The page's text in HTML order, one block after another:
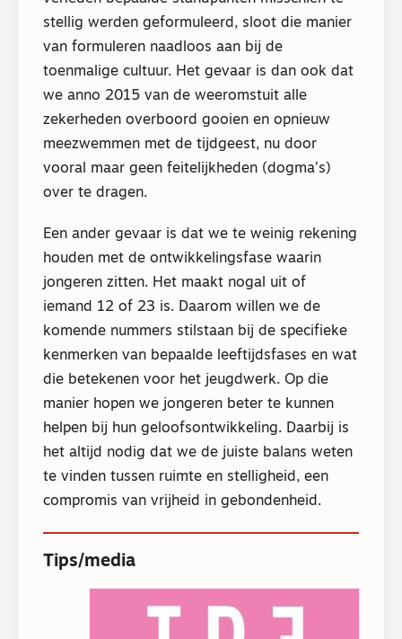
stellig werden geformuleerd, sloot die manier
van formuleren naadloos aan bij de
toenmalige cultuur. Het gevaar is dan ook dat
we anno 2015 van de weeromstuit alle
zekerheden overboord gooien en opnieuw
meezwemmen met de tijdgeest, nu door
vooral maar geen feitelijkheden (dogma’s)
over te dragen.
Een ander gevaar is dat we te weinig rekening
houden met de ontwikkelingsfase waarin
jongeren zitten. Het maakt nogal uit of
iemand 12 of 23 is. Daarom willen we de
komende nummers stilstaan bij de specifieke
kenmerken van bepaalde leeftijdsfases en wat
die betekenen voor het jeugdwerk. Op die
manier hopen we jongeren beter te kunnen
helpen bij hun geloofsontwikkeling. Daarbij is
het altijd nodig dat we de juiste balans weten
te vinden tussen ruimte en stelligheid, een
compromis van vrijheid in gebondenheid.
Tips/media